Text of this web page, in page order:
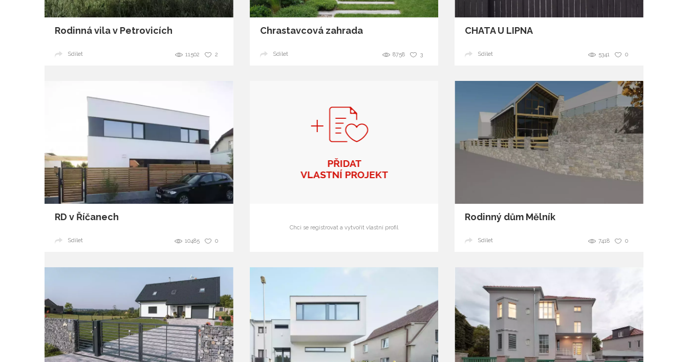
Rodinná vila v Petrovicích
2
11502
Sdílet
Chrastavcová zahrada
3
8758
Sdílet
CHATA U LIPNA
0
5341
Sdílet
RD v Říčanech
0
10485
Sdílet
Chci se registrovat a vytvořit vlastní profil
Rodinný dům Mělník
0
7418
Sdílet